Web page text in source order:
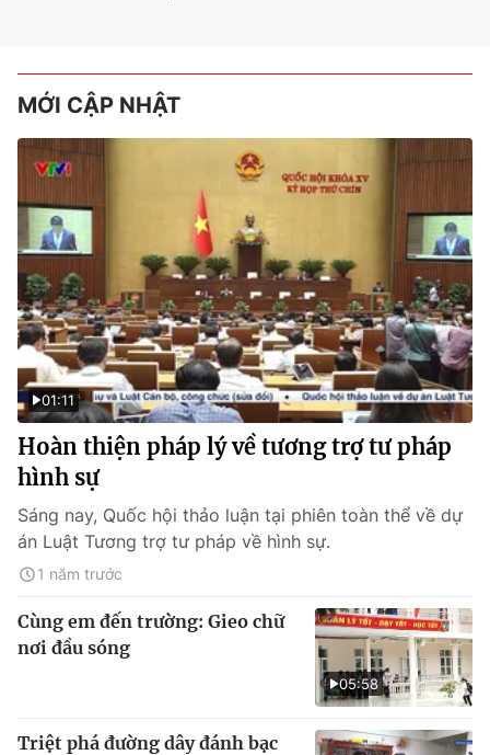
MỚI CẬP NHẬT
01:11
Hoàn thiện pháp lý về tương trợ tư pháp
hình sự
Sáng nay, Quốc hội thảo luận tại phiên toàn thể về dự
án Luật Tương trợ tư pháp về hình sự.
1 năm trước
05:58
Cùng em đến trường: Gieo chữ
nơi đầu sóng
Triệt phá đường dây đánh bạc